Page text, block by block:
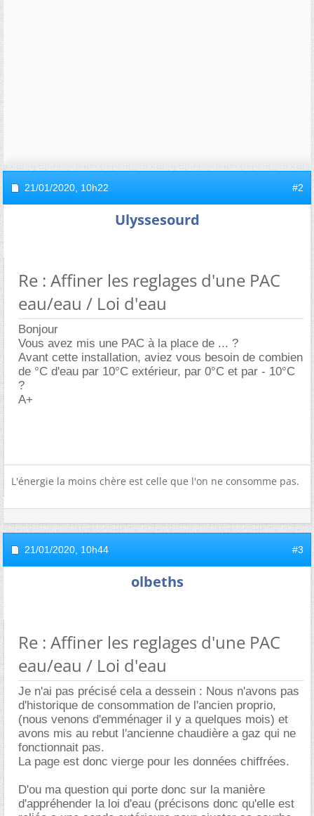
21/01/2020, 10h22 #2
Ulyssesourd
Re : Affiner les reglages d'une PAC
eau/eau / Loi d'eau
Bonjour
Vous avez mis une PAC à la place de ... ?
Avant cette installation, aviez vous besoin de combien
de °C d'eau par 10°C extérieur, par 0°C et par - 10°C
?
A+
L'énergie la moins chère est celle que l'on ne consomme pas.
21/01/2020, 10h44 #3
olbeths
Re : Affiner les reglages d'une PAC
eau/eau / Loi d'eau
Je n'ai pas précisé cela a dessein : Nous n'avons pas
d'historique de consommation de l'ancien proprio,
(nous venons d'emménager il y a quelques mois) et
avons mis au rebut l'ancienne chaudière a gaz qui ne
fonctionnait pas.
La page est donc vierge pour les données chiffrées.
D'ou ma question qui porte donc sur la manière
d'appréhender la loi d'eau (précisons donc qu'elle est